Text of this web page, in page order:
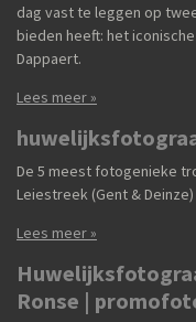
dag vast te leggen op
bieden heeft: het
Dappaert.
Lees meer »
De 5 meest fotogenieke
Leiestreek (Gent & Deinze)
Lees meer »
Ronse |